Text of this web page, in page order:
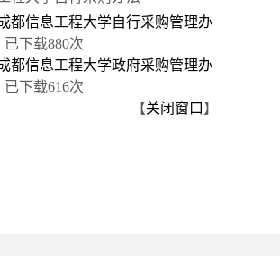
成都信息工程大学自行采购管理办
已下载880次
成都信息工程大学政府采购管理办
已下载616次
【关闭窗口 】